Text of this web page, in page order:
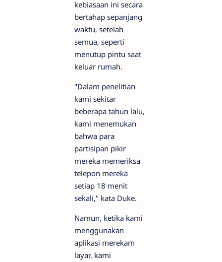
kebiasaan ini secara
bertahap sepanjang
waktu, setelah
semua, seperti
menutup pintu saat
keluar rumah.
"Dalam penelitian
kami sekitar
beberapa tahun lalu,
kami menemukan
bahwa para
partisipan pikir
mereka memeriksa
telepon mereka
setiap 18 menit
sekali," kata Duke.
Namun, ketika kami
menggunakan
aplikasi merekam
layar, kami